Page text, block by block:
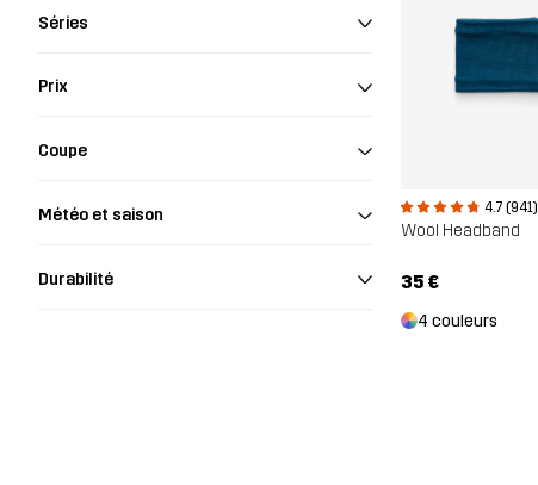
Séries
Prix
Coupe
Météo et saison
Durabilité
4.7 (941)
Wool Headband
35 €
4 couleurs